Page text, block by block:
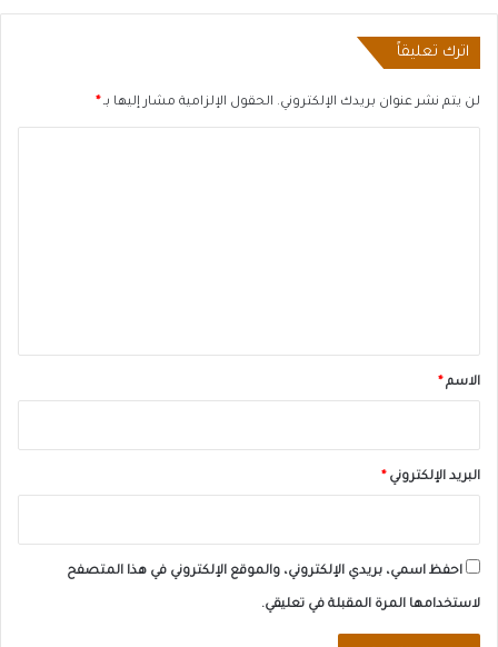
اترك تعليقاً
لن يتم نشر عنوان بريدك الإلكتروني. الحقول الإلزامية مشار إليها بـ*
*الاسم*
البريد الإلكتروني*
احفظ اسمي، بريدي الإلكتروني، والموقع الإلكتروني في هذا المتصفح
لاستخدامها المرة المقبلة في تعليقي.